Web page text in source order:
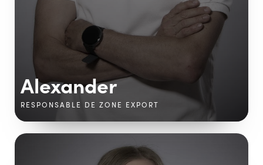
Alexander
RESPONSABLE DE ZONE EXPORT